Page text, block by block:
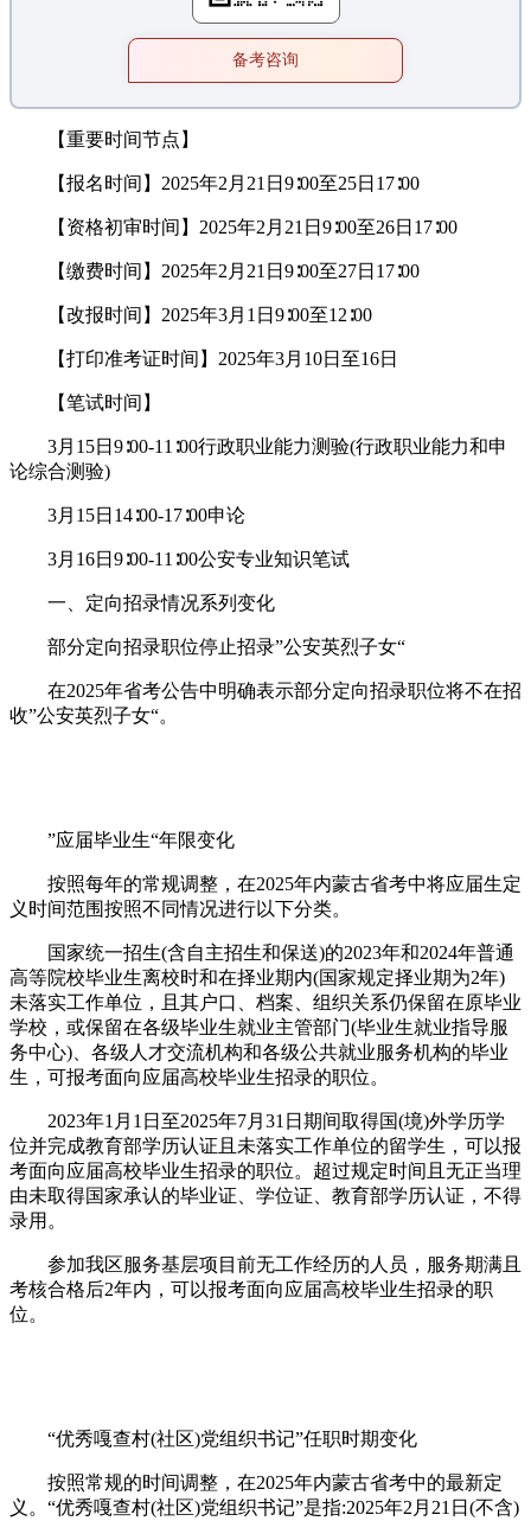
备考咨询
【重要时间节点】
【报名时间】2025年2月21日9∶00至25日17∶00
【资格初审时间】2025年2月21日9∶00至26日17∶00
【缴费时间】2025年2月21日9∶00至27日17∶00
【改报时间】2025年3月1日9∶00至12∶00
【打印准考证时间】2025年3月10日至16日
【笔试时间】
3月15日9∶00-11∶00行政职业能力测验(行政职业能力和申
论综合测验)
3月15日14∶00-17∶00申论
3月16日9∶00-11∶00公安专业知识笔试
一、定向招录情况系列变化
部分定向招录职位停止招录”公安英烈子女“
在2025年省考公告中明确表示部分定向招录职位将不在招
收”公安英烈子女“。
”应届毕业生“年限变化
按照每年的常规调整，在2025年内蒙古省考中将应届生定
义时间范围按照不同情况进行以下分类。
国家统一招生(含自主招生和保送)的2023年和2024年普通
高等院校毕业生离校时和在择业期内(国家规定择业期为2年)
未落实工作单位，且其户口、档案、组织关系仍保留在原毕业
学校，或保留在各级毕业生就业主管部门(毕业生就业指导服
务中心)、各级人才交流机构和各级公共就业服务机构的毕业
生，可报考面向应届高校毕业生招录的职位。
2023年1月1日至2025年7月31日期间取得国(境)外学历学
位并完成教育部学历认证且未落实工作单位的留学生，可以报
考面向应届高校毕业生招录的职位。超过规定时间且无正当理
由未取得国家承认的毕业证、学位证、教育部学历认证，不得
录用。
参加我区服务基层项目前无工作经历的人员，服务期满且
考核合格后2年内，可以报考面向应届高校毕业生招录的职
位。
“优秀嘎查村(社区)党组织书记”任职时期变化
按照常规的时间调整，在2025年内蒙古省考中的最新定
义。“优秀嘎查村(社区)党组织书记”是指:2025年2月21日(不含)